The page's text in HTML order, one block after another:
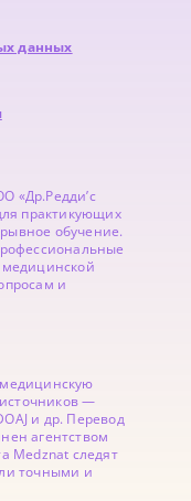
данных
«Др.Редди’с
практикующих
обучение.
медицинской
и
—
и др. Перевод
агентством
Medznat следят
точными и